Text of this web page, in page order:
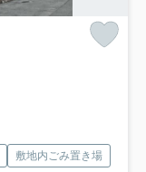
敷地内ごみ置き場